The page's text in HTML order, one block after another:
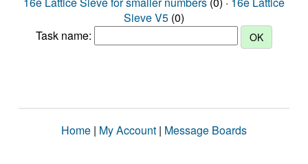
Sieve V5 (0)
Task name:
Home | My Account | Message Boards